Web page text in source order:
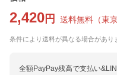
2,420 円 送料無料 （東
条件により送料が異なる場合があり
全額PayPay残高で支払い